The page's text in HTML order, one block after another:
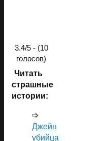
3.4/5 - (10
голосов)
Читать
страшные
истории:
➩
Джейн
убийца